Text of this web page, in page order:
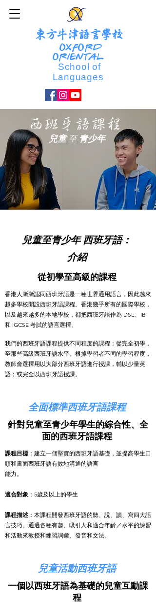
東方牛津語言學校
OXFORD
ORIENTAL
School of
Languages
西班牙語課程
兒童至青少年
兒童至青少年 西班牙語：
介紹
從初學至高級的課程
香港人漸漸認同西班牙語是一種世界通用語言，因此越來
越多學校開設西班牙語課程。香港幾乎所有的國際學校，
以及越來越多的本地學校，都把西班牙語作為 DSE、IB
和 IGCSE 考試的語言選擇。
我們的西班牙語課程提供不同程度的課程：從完全初學，
至那些高級西班牙語水平。根據學習者不同的學習程度，
教師會選擇用以大部分西班牙語進行授課，輔以少量英
語；或完全以西班牙語授課。
全面標準西班牙語課程
針對兒童至青少年學生的綜合性、全
面的西班牙語課程
課程目標 ：建立一個堅實的西班牙語基礎，並提高學生口
頭和書面西班牙語有效地溝通的語言
能力。
適合對象 ：5歲及以上的學生
課程描述 ：本課程開發西班牙語的聽、說、讀、寫四大語
言技巧。通過各種有趣、吸引人和適合年齡／水平的練習
和活動來教授和練習詞彙、發音和文法。
兒童活動西班牙語
一個以西班牙語為基礎的兒童互動課
程